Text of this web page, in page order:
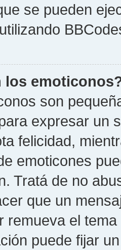
se pueden
los
son
expresar un
felicidad,
emoticones
Tratá de no
que un
remueva el
puede fijar